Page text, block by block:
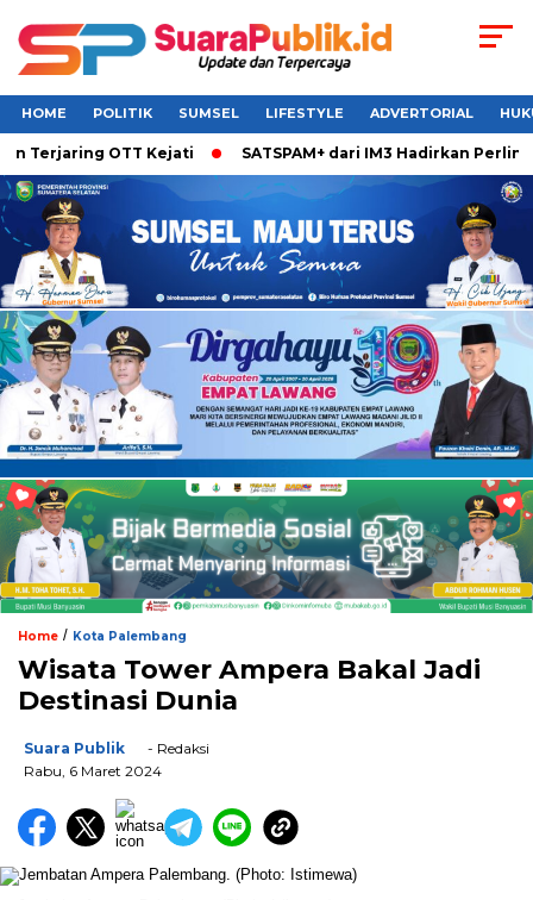
HOME POLITIK SUMSEL LIFESTYLE ADVERTORIAL
Terjaring OTT Kejati SATSPAM+ dari IM3 Hadirkan
Home / Kota Palembang
Wisata Tower Ampera Bakal Jadi
Destinasi Dunia
Suara Publik
- Redaksi
Rabu, 6 Maret 2024